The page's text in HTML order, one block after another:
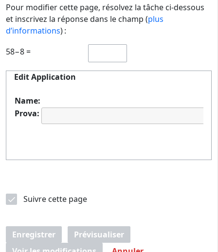
Pour modifier cette page, résolvez la tâche ci-dessous
et inscrivez la réponse dans le champ (plus
d’informations) :
58−8 =
Edit Application
Name:
Prova:
Suivre cette page
Enregistrer
Prévisualiser